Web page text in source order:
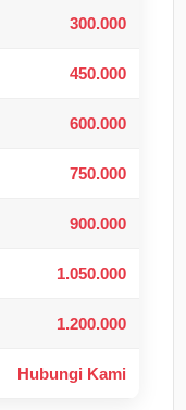
300.000
450.000
600.000
750.000
900.000
1.050.000
1.200.000
Hubungi Kami